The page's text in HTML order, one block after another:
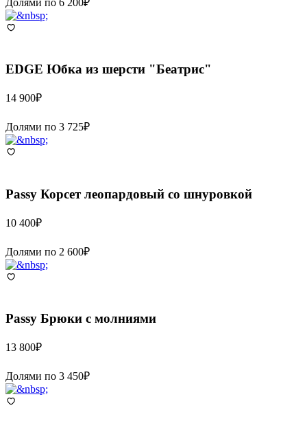
EDGE Юбка из шерсти "Беатрис"
14 900₽
Долями по 3 725₽
Passy Корсет леопардовый со шнуровкой
10 400₽
Долями по 2 600₽
Passy Брюки с молниями
13 800₽
Долями по 3 450₽